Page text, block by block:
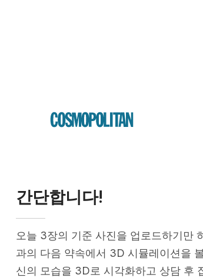
간단합니다!
오늘 3장의 기준 사진을 업로드하기만
과의 다음 약속에서 3D 시뮬레이션을
신의 모습을 3D로 시각화하고 상담 후